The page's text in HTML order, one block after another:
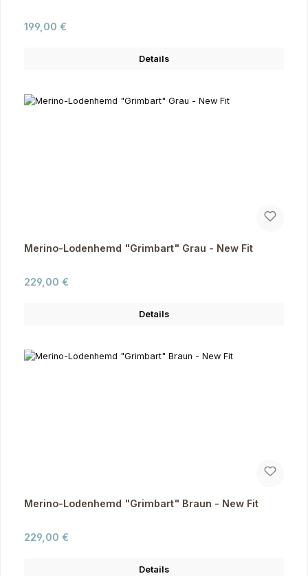
Regulärer Preis:
199,00 €
Details
Merino-Lodenhemd "Grimbart" Grau - New Fit
Regulärer Preis:
229,00 €
Details
Merino-Lodenhemd "Grimbart" Braun - New Fit
Regulärer Preis:
229,00 €
Details